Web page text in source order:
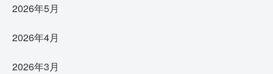
2026年5月
2026年4月
2026年3月